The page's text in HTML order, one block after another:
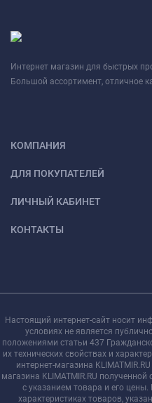
Интернет магазин для быстрых
Большой ассортимент, отличное
КОМПАНИЯ
ДЛЯ ПОКУПАТЕЛЕЙ
ЛИЧНЫЙ КАБИНЕТ
КОНТАКТЫ
Настоящий интернет-сайт носит
условиях не является
положениями статьи 437
их технических свойствах и
интернет-магазина
магазина KLIMATMIR.RU
с указанием товара и его
характеристиках товаров,